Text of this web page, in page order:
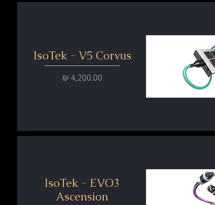
IsoTek - V5 Corvus
מחיר
IsoTek - EVO3
Ascension